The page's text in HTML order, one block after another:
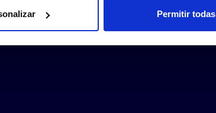
Permitir todas